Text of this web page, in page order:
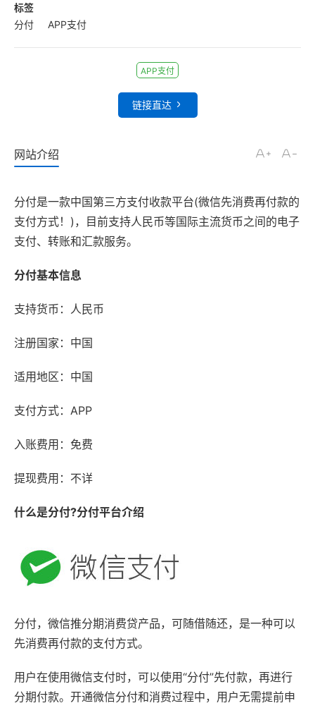
标签
分付
APP支付
APP支付
链接直达
网站介绍
分付是一款中国第三方支付收款平台(微信先消费再付款的
支付方式！)，目前支持人民币等国际主流货币之间的电子
支付、转账和汇款服务。
分付基本信息
支持货币：人民币
注册国家：中国
适用地区：中国
支付方式：APP
入账费用：免费
提现费用：不详
什么是分付?分付平台介绍
分付，微信推分期消费贷产品，可随借随还，是一种可以
先消费再付款的支付方式。
用户在使用微信支付时，可以使用“分付”先付款，再进行
分期付款。开通微信分付和消费过程中，用户无需提前申